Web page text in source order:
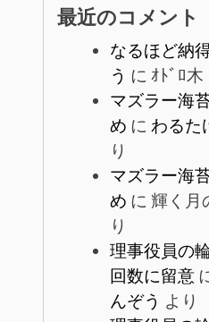
最近のコメント
なるほど納
う に ｵﾄﾞﾛ木
マズラー海
め に わるた
り
マズラー海
め に 輝く月
り
理事役員の
回数に留意
んぞう より